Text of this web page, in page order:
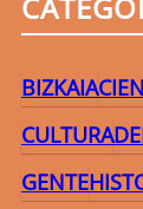
BIZKAIA
CULTURA
GENTE